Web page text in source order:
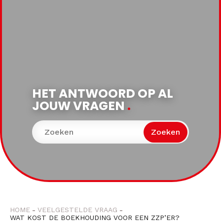
HET ANTWOORD OP AL
JOUW VRAGEN .
Zoeken
HOME
VEELGESTELDE VRAAG
WAT KOST DE BOEKHOUDING VOOR EEN ZZP’ER?